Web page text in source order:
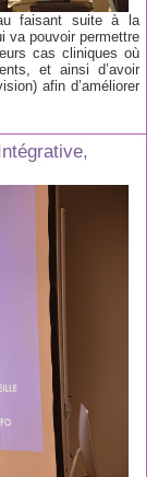
faisant suite à la
va pouvoir permettre
cas cliniques où
et ainsi d’avoir
afin d’améliorer